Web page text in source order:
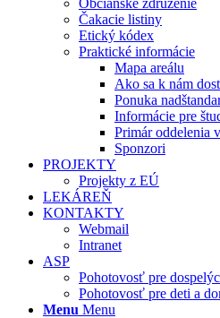
Občianske združenie
Čakacie listiny
Etický kódex
Praktické informácie
Mapa areálu
Ako sa k nám
Ponuka
Informácie pre
Primár oddelenia
Sponzori
PROJEKTY
Projekty z EÚ
LEKÁREŇ
KONTAKTY
Webmail
Intranet
ASP
Pohotovosť pre
Pohotovosť pre deti a
Menu Menu